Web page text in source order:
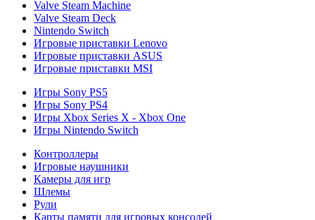
Valve Steam Machine
Valve Steam Deck
Nintendo Switch
Игровые приставки Lenovo
Игровые приставки ASUS
Игровые приставки MSI
Игры Sony PS5
Игры Sony PS4
Игры Xbox Series X - Xbox One
Игры Nintendo Switch
Контроллеры
Игровые наушники
Камеры для игр
Шлемы
Рули
Карты памяти для игровых консолей